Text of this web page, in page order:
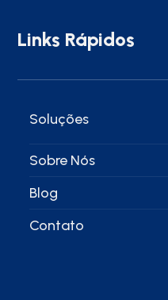
Links Rápidos
Soluções
Sobre Nós
Blog
Contato